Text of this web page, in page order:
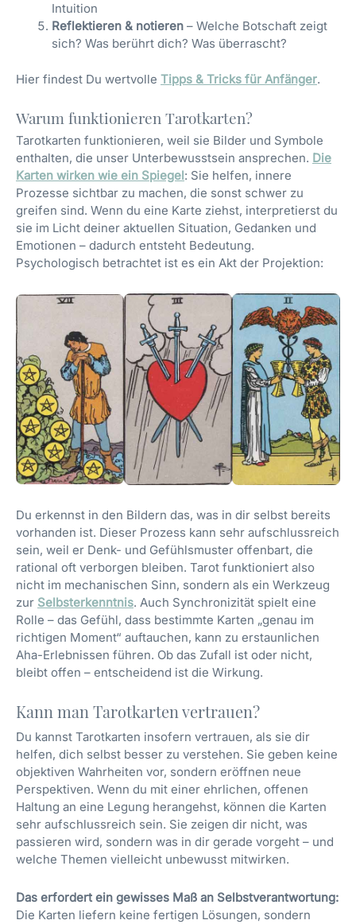
Intuition
Reflektieren & notieren – Welche Botschaft zeigt
sich? Was berührt dich? Was überrascht?
Hier findest Du wertvolle Tipps & Tricks für Anfänger.
Warum funktionieren Tarotkarten?
Tarotkarten funktionieren, weil sie Bilder und Symbole
enthalten, die unser Unterbewusstsein ansprechen. Die
Karten wirken wie ein Spiegel: Sie helfen, innere
Prozesse sichtbar zu machen, die sonst schwer zu
greifen sind. Wenn du eine Karte ziehst, interpretierst du
sie im Licht deiner aktuellen Situation, Gedanken und
Emotionen – dadurch entsteht Bedeutung.
Psychologisch betrachtet ist es ein Akt der Projektion:
Du erkennst in den Bildern das, was in dir selbst bereits
vorhanden ist. Dieser Prozess kann sehr aufschlussreich
sein, weil er Denk- und Gefühlsmuster offenbart, die
rational oft verborgen bleiben. Tarot funktioniert also
nicht im mechanischen Sinn, sondern als ein Werkzeug
zur Selbsterkenntnis. Auch Synchronizität spielt eine
Rolle – das Gefühl, dass bestimmte Karten „genau im
richtigen Moment“ auftauchen, kann zu erstaunlichen
Aha-Erlebnissen führen. Ob das Zufall ist oder nicht,
bleibt offen – entscheidend ist die Wirkung.
Kann man Tarotkarten vertrauen?
Du kannst Tarotkarten insofern vertrauen, als sie dir
helfen, dich selbst besser zu verstehen. Sie geben keine
objektiven Wahrheiten vor, sondern eröffnen neue
Perspektiven. Wenn du mit einer ehrlichen, offenen
Haltung an eine Legung herangehst, können die Karten
sehr aufschlussreich sein. Sie zeigen dir nicht, was
passieren wird, sondern was in dir gerade vorgeht – und
welche Themen vielleicht unbewusst mitwirken.
Das erfordert ein gewisses Maß an Selbstverantwortung:
Die Karten liefern keine fertigen Lösungen, sondern